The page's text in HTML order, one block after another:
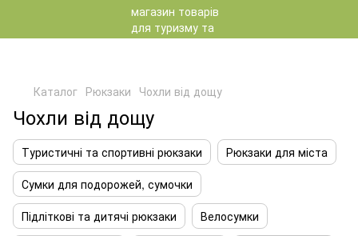
Каталог Рюкзаки Чохли від дощу
Чохли від дощу
Туристичні та спортивні рюкзаки
Рюкзаки для міста
Сумки для подорожей, сумочки
Підліткові та дитячі рюкзаки
Велосумки